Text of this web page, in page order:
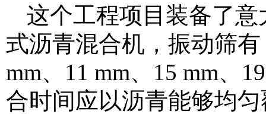
这个工程项目装备了
式沥青混合机，振动筛
mm、11 mm、15 mm、
合时间应以沥青能够均